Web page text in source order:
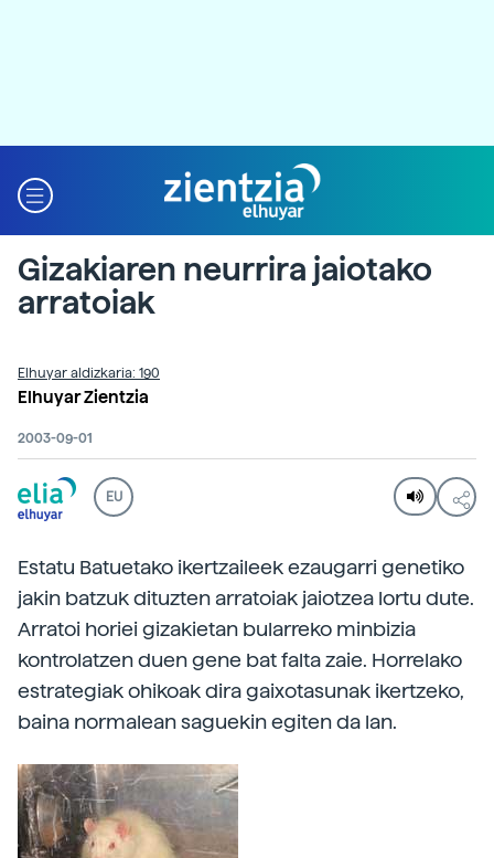
Gizakiaren neurrira jaiotako
arratoiak
Elhuyar aldizkaria: 190
Elhuyar Zientzia
2003-09-01
EU
Estatu Batuetako ikertzaileek ezaugarri genetiko
jakin batzuk dituzten arratoiak jaiotzea lortu dute.
Arratoi horiei gizakietan bularreko minbizia
kontrolatzen duen gene bat falta zaie. Horrelako
estrategiak ohikoak dira gaixotasunak ikertzeko,
baina normalean saguekin egiten da lan.